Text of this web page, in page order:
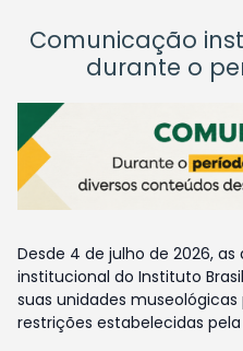
Comunicação
durante o
Desde 4 de julho de 2026,
institucional do Instituto
suas unidades
restrições estabelecidas